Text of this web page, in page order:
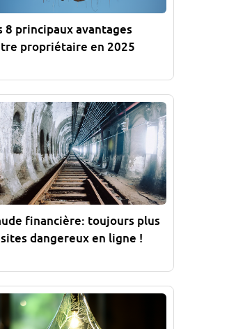
8 principaux avantages
propriétaire en 2025
financière: toujours plus
dangereux en ligne !